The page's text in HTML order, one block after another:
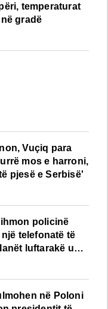
temperaturat
gradë
Vuçiq para
mos e harroni,
pjesë e Serbisë'
policinë
telefonatë të
luftarakë u
për të
në Poloni